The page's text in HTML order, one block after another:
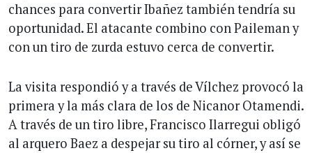
chances para convertir Ibañez también tendría su
oportunidad. El atacante combino con Paileman y
con un tiro de zurda estuvo cerca de convertir.
La visita respondió y a través de Vílchez provocó la
primera y la más clara de los de Nicanor Otamendi.
A través de un tiro libre, Francisco Ilarregui obligó
al arquero Baez a despejar su tiro al córner, y así se